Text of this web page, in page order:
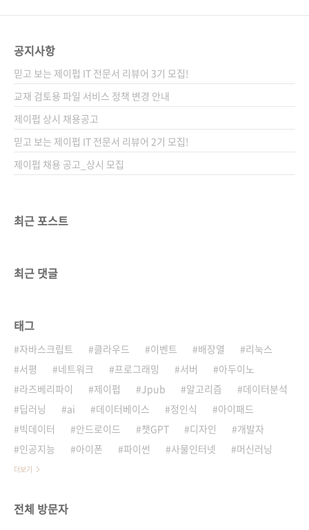
공지사항
믿고 보는 제이펍 IT 전문서 리뷰어 3기 모집!
교재 검토용 파일 서비스 정책 변경 안내
제이펍 상시 채용공고
믿고 보는 제이펍 IT 전문서 리뷰어 2기 모집!
제이펍 채용 공고_상시 모집
최근 포스트
최근 댓글
태그
자바스크립트 클라우드 이벤트 배장열
리눅스
서평
네트워크 프로그래밍 서버
아두이노
라즈베리파이
제이펍 Jpub 알고리즘
데이터분석
딥러닝
ai 데이터베이스 정인식
아이패드
빅데이터
안드로이드 챗GPT 디자인
개발자
인공지능
아이폰 파이썬 사물인터넷 머신러닝
더보기
전체 방문자